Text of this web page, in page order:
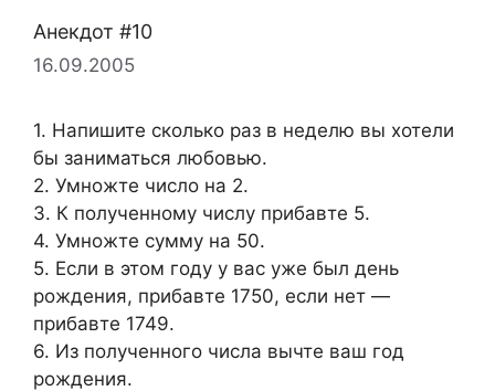
Анекдот #10
16.09.2005
1. Напишите сколько раз в неделю вы хотели
бы заниматься любовью.
2. Умножте число на 2.
3. К полученному числу прибавте 5.
4. Умножте сумму на 50.
5. Если в этом году у вас уже был день
рождения, прибавте 1750, если нет —
прибавте 1749.
6. Из полученного числа вычте ваш год
рождения.